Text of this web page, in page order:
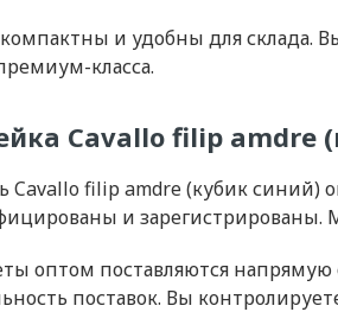
и удобны для склада.
класса.
Cavallo filip amdre
Cavallo filip amdre (кубик синий)
и зарегистрированы.
оптом поставляются напрямую
поставок. Вы